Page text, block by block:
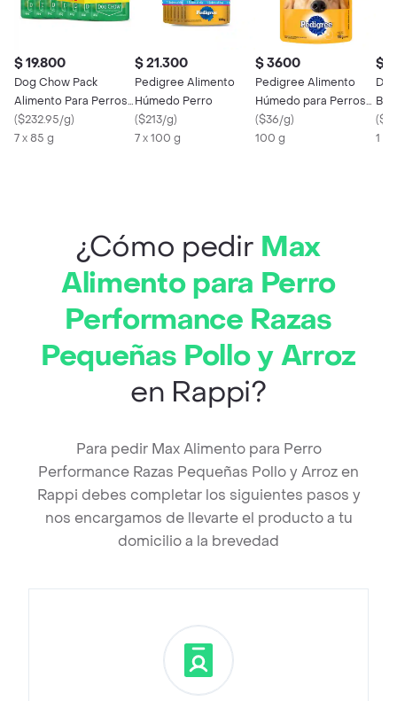
$ 19.800
Dog Chow Pack
Alimento Para Perros
Purina
($232.95/g)
7 x 85 g
$ 21.300
Pedigree Alimento
Húmedo Perro
($213/g)
7 x 100 g
$ 3600
Pedigree Alimento
Húmedo para Perros
Adultos Sabor Filete
de Res
($36/g)
100 g
$
(
1 X
¿Cómo pedir Max
Alimento para Perro
Performance Razas
Pequeñas Pollo y Arroz
en Rappi?
Para pedir Max Alimento para Perro
Performance Razas Pequeñas Pollo y Arroz en
Rappi debes completar los siguientes pasos y
nos encargamos de llevarte el producto a tu
domicilio a la brevedad